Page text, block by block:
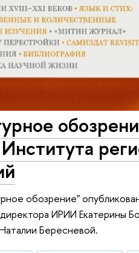
обозрение"
ИРИИ Екатерины
Бересневой.